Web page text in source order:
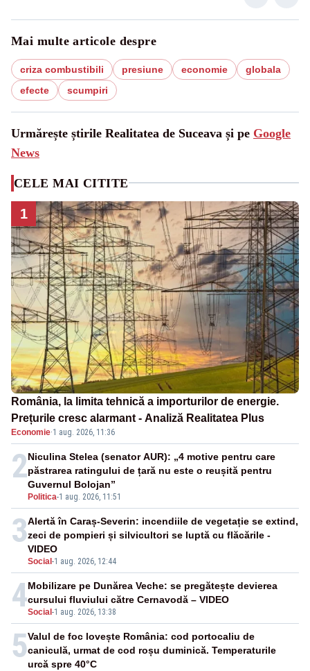
Mai multe articole despre
criza combustibili presiune economie
globala
efecte
scumpiri
Urmărește știrile Realitatea de Suceava și pe Google
News
CELE MAI CITITE
1
România, la limita tehnică a importurilor de energie.
Prețurile cresc alarmant - Analiză Realitatea Plus
Economie·1 aug. 2026, 11:36
2
Politica-1 aug. 2026, 11:51
Niculina Stelea (senator AUR): „4 motive pentru care
păstrarea ratingului de țară nu este o reușită pentru
Guvernul Bolojan”
3
Social -1 aug. 2026, 12:44
Alertă în Caraș-Severin: incendiile de vegetație se extind,
zeci de pompieri și silvicultori se luptă cu flăcările -
VIDEO
4Social -1 aug. 2026, 13:38
Mobilizare pe Dunărea Veche: se pregătește devierea
cursului fluviului către Cernavodă – VIDEO
5Valul de foc lovește România: cod portocaliu de
caniculă, urmat de cod roșu duminică. Temperaturile
urcă spre 40°C